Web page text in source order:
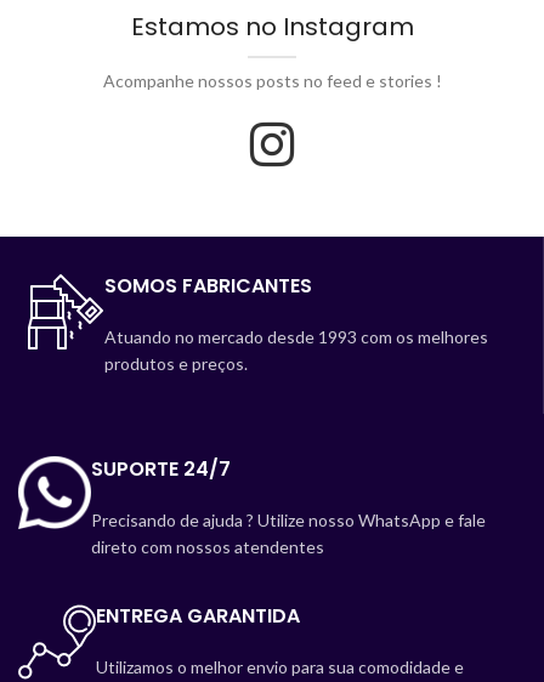
Estamos no Instagram
Acompanhe nossos posts no feed e stories !
SOMOS FABRICANTES
Atuando no mercado desde 1993 com os melhores
produtos e preços.
SUPORTE 24/7
Precisando de ajuda ? Utilize nosso WhatsApp e fale
direto com nossos atendentes
ENTREGA GARANTIDA
Utilizamos o melhor envio para sua comodidade e